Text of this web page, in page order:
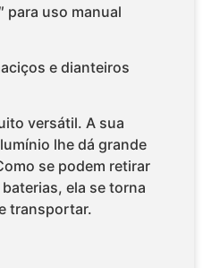
para uso manual
e dianteiros
versátil. A sua
lhe dá grande
se podem retirar
ela se torna
transportar.